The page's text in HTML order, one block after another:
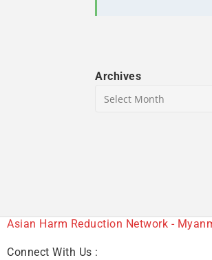
Archives
Asian Harm Reduction Network -
Connect With Us :